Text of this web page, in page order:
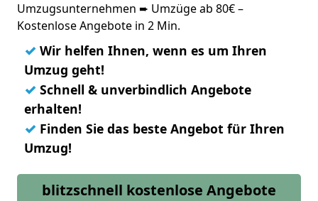
Umzugsunternehmen ➨ Umzüge ab 80€ –
Kostenlose Angebote in 2 Min.
✓ Wir helfen Ihnen, wenn es um Ihren
Umzug geht!
✓ Schnell & unverbindlich Angebote
erhalten!
✓ Finden Sie das beste Angebot für Ihren
Umzug!
blitzschnell kostenlose Angebote